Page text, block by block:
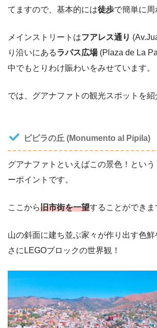
てますので、基本的には徒歩で簡単に周
メインストリートはフアレス通り
り沿いにあるラパス広場(Plaza de La
中でもとりわけ賑わいをみせています。
では、 グアナファトの観光スポット を
ピピラの丘 (Monumento al Pipila)
グアナファトといえばこの景色！という
ーポイントです。
ここから旧市街を一望することができま
山の斜面に建ち並ぶ家々が作り出す色鮮
さにLEGOブロックの世界観！